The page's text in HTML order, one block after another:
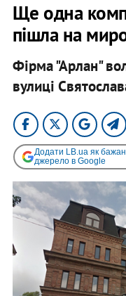
Ще одна
пішла на
Фірма "Арлан"
вулиці
Додати LB.ua як
джерело в Google